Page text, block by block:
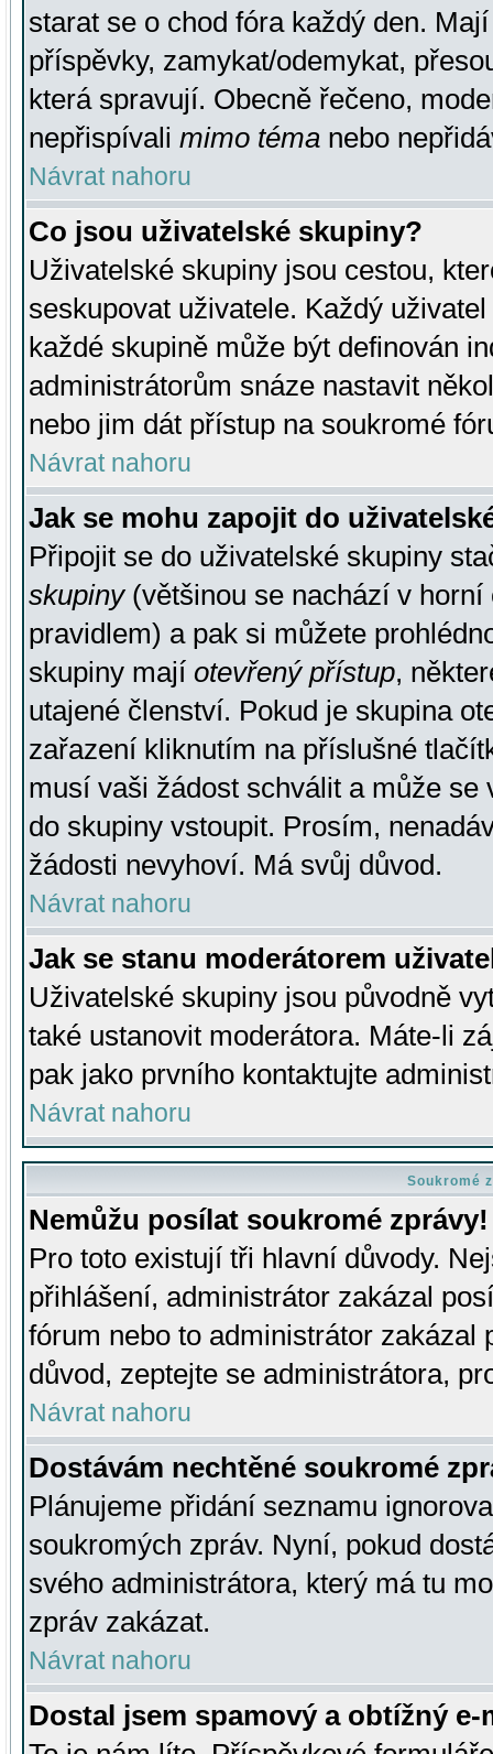
starat se o chod fóra každý den.
příspěvky, zamykat/odemykat,
která spravují. Obecně řečeno,
nepřispívali mimo téma nebo
Návrat nahoru
Co jsou uživatelské skupiny?
Uživatelské skupiny jsou cestou,
seskupovat uživatele. Každý
každé skupině může být definován
administrátorům snáze nastavit
nebo jim dát přístup na soukromé
Návrat nahoru
Jak se mohu zapojit do
Připojit se do uživatelské skupiny
skupiny(většinou se nachází v horní
pravidlem) a pak si můžete
skupiny mají otevřený přístup,
utajené členství. Pokud je skupina
zařazení kliknutím na příslušné
musí vaši žádost schválit a může se
do skupiny vstoupit. Prosím,
žádosti nevyhoví. Má svůj důvod.
Návrat nahoru
Jak se stanu moderátorem
Uživatelské skupiny jsou původně
také ustanovit moderátora. Máte-li
pak jako prvního kontaktujte
Návrat nahoru
Soukromé
Nemůžu posílat soukromé zprávy!
Pro toto existují tři hlavní důvody.
přihlášení, administrátor zakázal
fórum nebo to administrátor zakázal
důvod, zeptejte se administrátora,
Návrat nahoru
Dostávám nechtěné soukromé
Plánujeme přidání seznamu
soukromých zpráv. Nyní, pokud
svého administrátora, který má tu
zpráv zakázat.
Návrat nahoru
Dostal jsem spamový a obtížný